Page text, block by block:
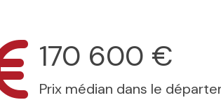
170 600 €
Prix médian dans le